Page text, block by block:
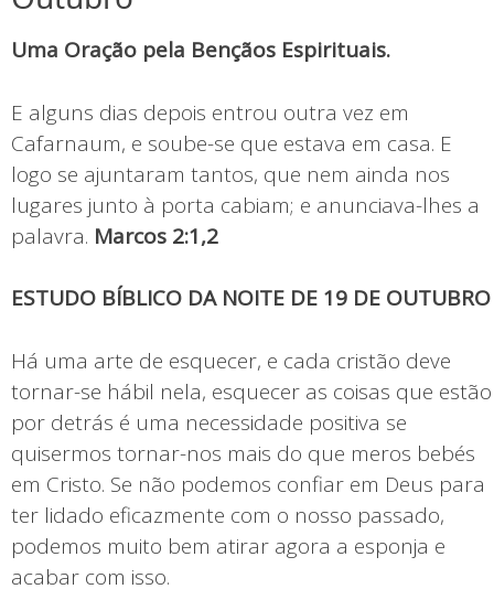
Uma Oração pela Bençãos Espirituais.
E alguns dias depois entrou outra vez em
Cafarnaum, e soube-se que estava em casa. E
logo se ajuntaram tantos, que nem ainda nos
lugares junto à porta cabiam; e anunciava-lhes a
palavra. Marcos 2:1,2
ESTUDO BÍBLICO DA NOITE DE 19 DE OUTUBRO
Há uma arte de esquecer, e cada cristão deve
tornar-se hábil nela, esquecer as coisas que estão
por detrás é uma necessidade positiva se
quisermos tornar-nos mais do que meros bebés
em Cristo. Se não podemos confiar em Deus para
ter lidado eficazmente com o nosso passado,
podemos muito bem atirar agora a esponja e
acabar com isso.